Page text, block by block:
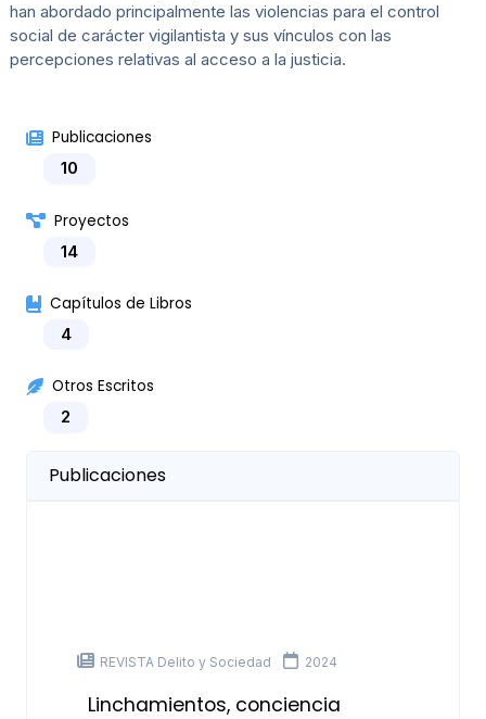
han abordado principalmente las violencias para el control
social de carácter vigilantista y sus vínculos con las
percepciones relativas al acceso a la justicia.
Publicaciones
10
Proyectos
14
Capítulos de Libros
4
Otros Escritos
2
Publicaciones
REVISTA Delito y Sociedad 2024
Linchamientos, conciencia